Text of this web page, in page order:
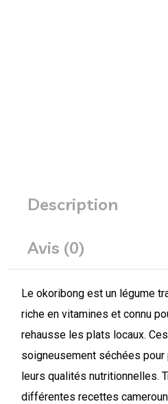
Description
Avis (0)
Le okoribong est un légume
riche en vitamines et connu
rehausse les plats locaux.
soigneusement séchées
leurs qualités nutritionnelles.
différentes recettes